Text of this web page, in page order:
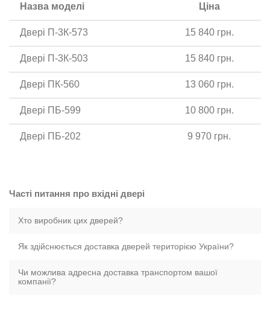
Назва моделі Ціна
Двері П-3К-573 15 840 грн.
Двері П-3К-503 15 840 грн.
Двері ПК-560 13 060 грн.
Двері ПБ-599 10 800 грн.
Двері ПБ-202 9 970 грн.
Часті питання про вхідні двері
Хто виробник цих дверей?
Як здійснюється доставка дверей територією України?
Чи можлива адресна доставка транспортом вашої
компанії?